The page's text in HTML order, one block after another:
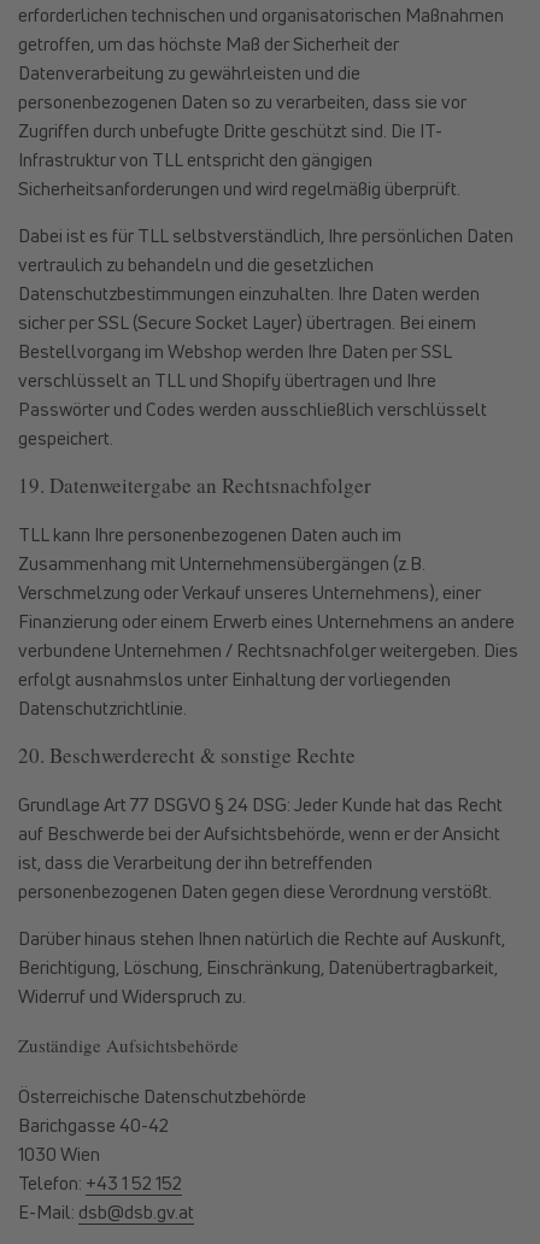
erforderlichen technischen und organisatorischen Maßnahmen
getroffen, um das höchste Maß der Sicherheit der
Datenverarbeitung zu gewährleisten und die
personenbezogenen Daten so zu verarbeiten, dass sie vor
Zugriffen durch unbefugte Dritte geschützt sind. Die IT-
Infrastruktur von TLL entspricht den gängigen
Sicherheitsanforderungen und wird regelmäßig überprüft.
Dabei ist es für TLL selbstverständlich, Ihre persönlichen Daten
vertraulich zu behandeln und die gesetzlichen
Datenschutzbestimmungen einzuhalten. Ihre Daten werden
sicher per SSL (Secure Socket Layer) übertragen. Bei einem
Bestellvorgang im Webshop werden Ihre Daten per SSL
verschlüsselt an TLL und Shopify übertragen und Ihre
Passwörter und Codes werden ausschließlich verschlüsselt
gespeichert.
19. Datenweitergabe an Rechtsnachfolger
TLL kann Ihre personenbezogenen Daten auch im
Zusammenhang mit Unternehmensübergängen (z.B.
Verschmelzung oder Verkauf unseres Unternehmens), einer
Finanzierung oder einem Erwerb eines Unternehmens an andere
verbundene Unternehmen / Rechtsnachfolger weitergeben. Dies
erfolgt ausnahmslos unter Einhaltung der vorliegenden
Datenschutzrichtlinie.
20. Beschwerderecht & sonstige Rechte
Grundlage Art 77 DSGVO § 24 DSG: Jeder Kunde hat das Recht
auf Beschwerde bei der Aufsichtsbehörde, wenn er der Ansicht
ist, dass die Verarbeitung der ihn betreffenden
personenbezogenen Daten gegen diese Verordnung verstößt.
Darüber hinaus stehen Ihnen natürlich die Rechte auf Auskunft,
Berichtigung, Löschung, Einschränkung, Datenübertragbarkeit,
Widerruf und Widerspruch zu.
Zuständige Aufsichtsbehörde
Österreichische Datenschutzbehörde
Barichgasse 40-42
1030 Wien
Telefon: +43 1 52 152
E-Mail: dsb@dsb.gv.at